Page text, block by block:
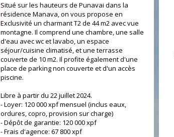
Situé sur les hauteurs de Punavai dans la
résidence Manava, on vous propose en
Exclusivité un charmant T2 de 44 m2 avec vue
montagne. Il comprend une chambre, une salle
d'eau avec wc et lavabo, un espace
séjour/cuisine climatisé, et une terrasse
couverte de 10 m2. Il profite également d'une
place de parking non couverte et d'un accès
piscine.
Libre à partir du 22 juillet 2024.
- Loyer: 120 000 xpf mensuel (inclus eaux,
ordures, copro, provision sur charge)
- Dépôt de garantie: 120 000 xpf
- Frais d'agence: 67 800 xpf